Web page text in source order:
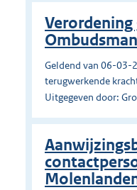
Geldend van 06-03-
terugwerkende
Uitgegeven door: